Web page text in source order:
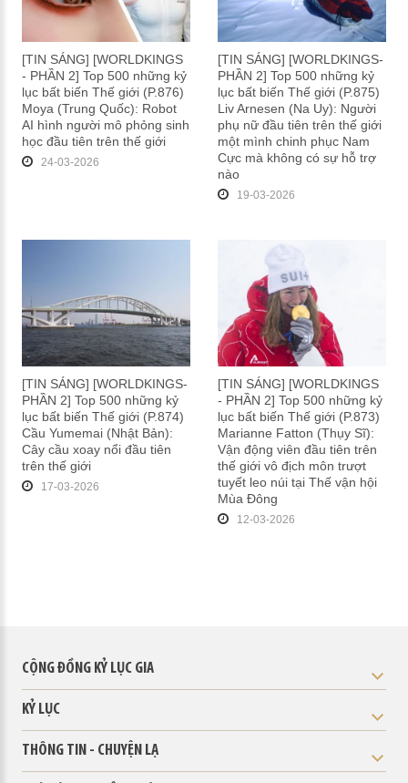
[TIN SÁNG] [WORLDKINGS
- PHẦN 2] Top 500 những kỷ
lục bất biến Thế giới (P.876)
Moya (Trung Quốc): Robot
AI hình người mô phỏng sinh
học đầu tiên trên thế giới
24-03-2026
[TIN SÁNG] [WORLDKINGS-
PHẦN 2] Top 500 những kỷ
lục bất biến Thế giới (P.875)
Liv Arnesen (Na Uy): Người
phụ nữ đầu tiên trên thế giới
một mình chinh phục Nam
Cực mà không có sự hỗ trợ
nào
19-03-2026
[TIN SÁNG] [WORLDKINGS-
PHẦN 2] Top 500 những kỷ
lục bất biến Thế giới (P.874)
Cầu Yumemai (Nhật Bản):
Cây cầu xoay nổi đầu tiên
trên thế giới
17-03-2026
[TIN SÁNG] [WORLDKINGS
- PHẦN 2] Top 500 những kỷ
lục bất biến Thế giới (P.873)
Marianne Fatton (Thụy Sĩ):
Vận động viên đầu tiên trên
thế giới vô địch môn trượt
tuyết leo núi tại Thế vận hội
Mùa Đông
12-03-2026
CỘNG ĐỒNG KỶ LỤC GIA
KỶ LỤC
THÔNG TIN - CHUYỆN LẠ